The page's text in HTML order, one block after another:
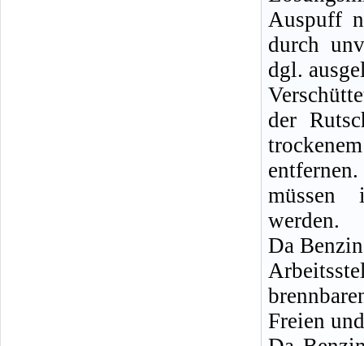
Auspuff
durch
dgl.
der
müssen
werden.
Da
Freien